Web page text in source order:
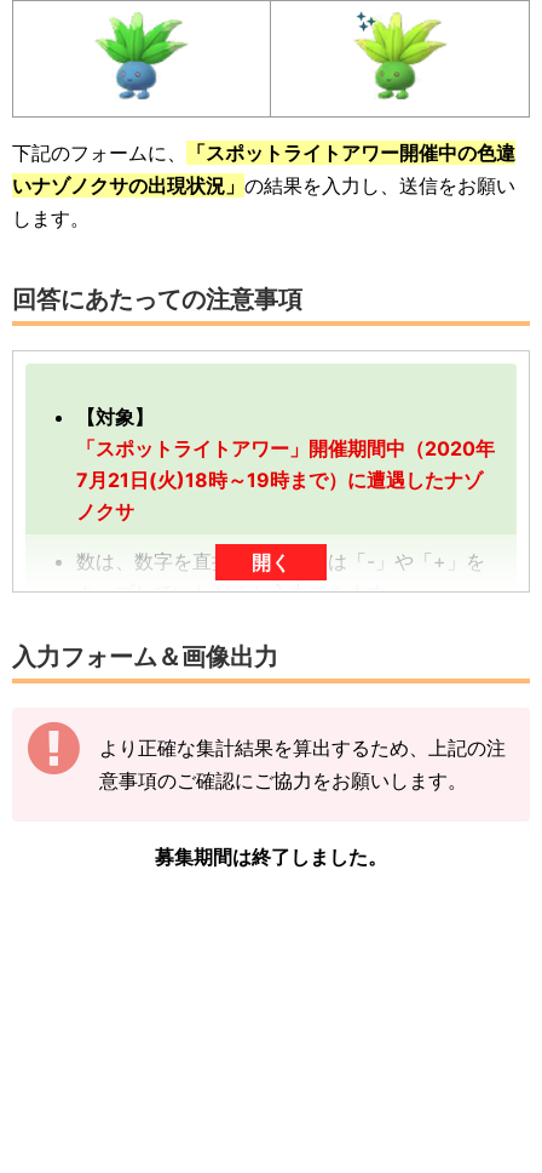
下記のフォームに、
「スポットライトアワー開催中の色違
いナゾノクサの出現状況」 の結果を入力し、送信をお願い
します。
回答にあたっての注意事項
【対象】
「スポットライトアワー」開催期間中（2020年
7月21日(火)18時～19時まで）に遭遇したナゾ
ノクサ
数は、数字を直接入力、または「-」や「+」を
タップしていただくと入力できます。
数字は、前回の入力内容に追加分を加算する形
（累計数）で入力をお願いします。
途中結果が3匹→まずは「3」で送信
その後の結果が2匹→前回入力した「3」に「+
下記の情報を入力し、 「結果を送信する」をタ
開く
入力フォーム＆画像出力
より正確な集計結果を算出するため、上記の注
意事項のご確認にご協力をお願いします。
募集期間は終了しました。